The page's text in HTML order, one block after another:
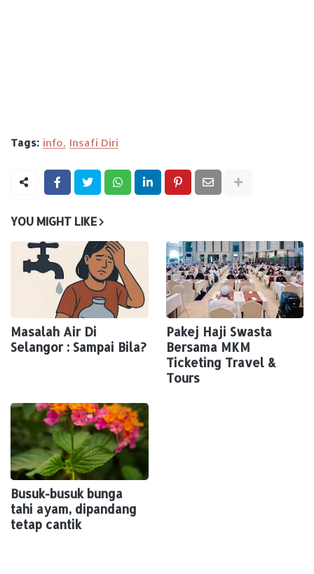
Tags: info Insafi Diri
YOU MIGHT LIKE
Masalah Air Di
Selangor : Sampai Bila?
Pakej Haji Swasta
Bersama MKM
Ticketing Travel &
Tours
Busuk-busuk bunga
tahi ayam, dipandang
tetap cantik